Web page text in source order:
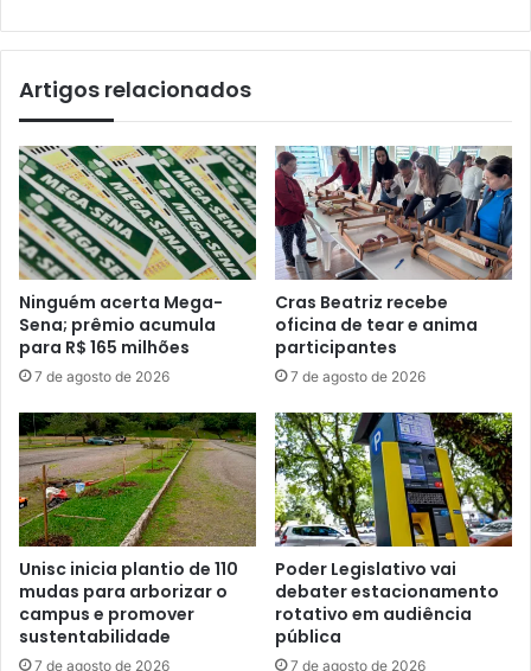
Artigos relacionados
Ninguém acerta Mega-
Sena; prêmio acumula
para R$ 165 milhões
7 de agosto de 2026
Cras Beatriz recebe
oficina de tear e anima
participantes
7 de agosto de 2026
Unisc inicia plantio de 110
mudas para arborizar o
campus e promover
sustentabilidade
7 de agosto de 2026
Poder Legislativo vai
debater estacionamento
rotativo em audiência
pública
7 de agosto de 2026